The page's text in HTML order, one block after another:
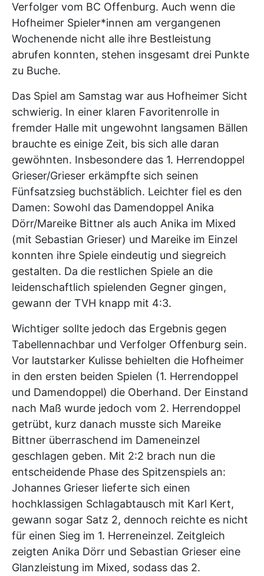
Verfolger vom BC Offenburg. Auch wenn die
Hofheimer Spieler*innen am vergangenen
Wochenende nicht alle ihre Bestleistung
abrufen konnten, stehen insgesamt drei Punkte
zu Buche.
Das Spiel am Samstag war aus Hofheimer Sicht
schwierig. In einer klaren Favoritenrolle in
fremder Halle mit ungewohnt langsamen Bällen
brauchte es einige Zeit, bis sich alle daran
gewöhnten. Insbesondere das 1. Herrendoppel
Grieser/Grieser erkämpfte sich seinen
Fünfsatzsieg buchstäblich. Leichter fiel es den
Damen: Sowohl das Damendoppel Anika
Dörr/Mareike Bittner als auch Anika im Mixed
(mit Sebastian Grieser) und Mareike im Einzel
konnten ihre Spiele eindeutig und siegreich
gestalten. Da die restlichen Spiele an die
leidenschaftlich spielenden Gegner gingen,
gewann der TVH knapp mit 4:3.
Wichtiger sollte jedoch das Ergebnis gegen
Tabellennachbar und Verfolger Offenburg sein.
Vor lautstarker Kulisse behielten die Hofheimer
in den ersten beiden Spielen (1. Herrendoppel
und Damendoppel) die Oberhand. Der Einstand
nach Maß wurde jedoch vom 2. Herrendoppel
getrübt, kurz danach musste sich Mareike
Bittner überraschend im Dameneinzel
geschlagen geben. Mit 2:2 brach nun die
entscheidende Phase des Spitzenspiels an:
Johannes Grieser lieferte sich einen
hochklassigen Schlagabtausch mit Karl Kert,
gewann sogar Satz 2, dennoch reichte es nicht
für einen Sieg im 1. Herreneinzel. Zeitgleich
zeigten Anika Dörr und Sebastian Grieser eine
Glanzleistung im Mixed, sodass das 2.